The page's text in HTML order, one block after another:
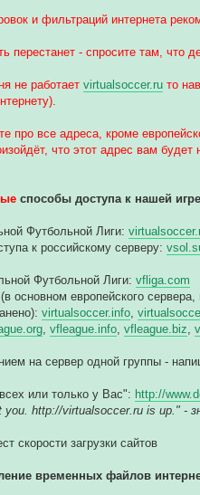
и фильтраций интернета
перестанет - спросите там, что
не работаетvirtualsoccer.ru то
про все адреса, кроме
что этот адрес вам
способы доступа к нашей
Футбольной Лиги:
к российскому серверу:
Футбольной Лиги:vfliga.com
основном европейского
virtualsoccer.info ,
,vfleague.info ,vfleague.biz ,
на сервер одной группы -
или только у Вас": http://
you. http://virtualsoccer.ru is up."
скорости загрузки сайтов
временных файлов